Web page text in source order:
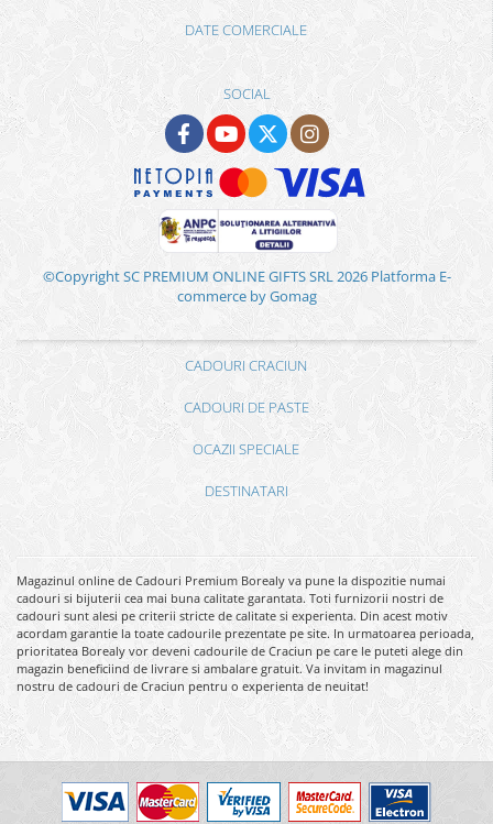
DATE COMERCIALE
SOCIAL
©Copyright SC PREMIUM ONLINE GIFTS SRL 2026 Platforma E-
commerce by Gomag
CADOURI CRACIUN
CADOURI DE PASTE
OCAZII SPECIALE
DESTINATARI
Magazinul online de Cadouri Premium Borealy va pune la dispozitie numai
cadouri si bijuterii cea mai buna calitate garantata. Toti furnizorii nostri de
cadouri sunt alesi pe criterii stricte de calitate si experienta. Din acest motiv
acordam garantie la toate cadourile prezentate pe site. In urmatoarea perioada,
prioritatea Borealy vor deveni cadourile de Craciun pe care le puteti alege din
magazin beneficiind de livrare si ambalare gratuit. Va invitam in magazinul
nostru de cadouri de Craciun pentru o experienta de neuitat!